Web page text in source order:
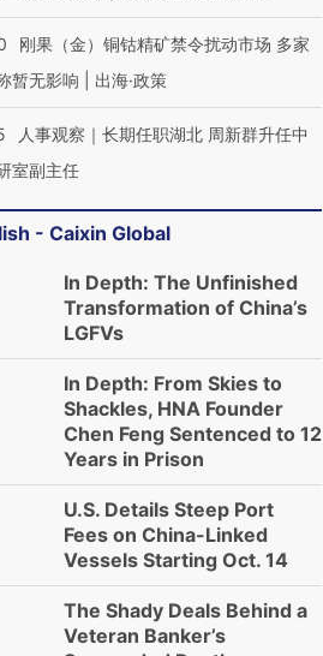
刚果（金）铜钴精矿禁令扰动市场 多家
暂无影响 | 出海·政策
人事观察｜长期任职湖北 周新群升任中
室副主任
- Caixin Global
In Depth: The Unfinished
Transformation of China’s
LGFVs
In Depth: From Skies to
Shackles, HNA Founder
Chen Feng Sentenced to 12
Years in Prison
U.S. Details Steep Port
Fees on China-Linked
Vessels Starting Oct. 14
The Shady Deals Behind a
Veteran Banker’s